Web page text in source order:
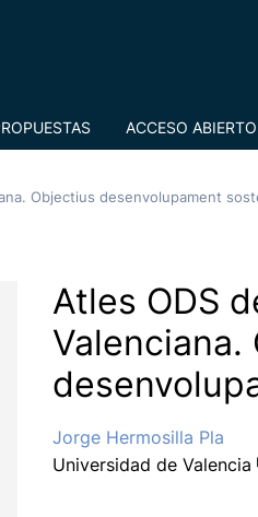
ACCESO ABIERTO
Objectius desenvolupament
Atles ODS
Valenciana.
Jorge Hermosilla Pla
Universidad de Valencia